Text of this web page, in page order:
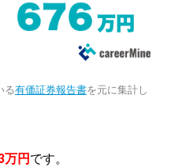
る有価証券報告書を元に集計し
万円 です。